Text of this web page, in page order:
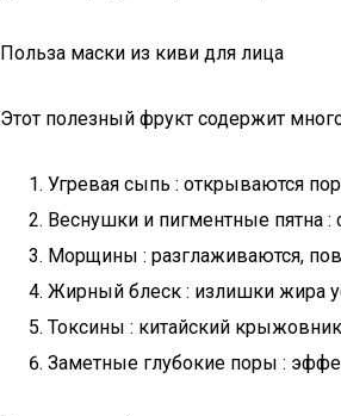
Польза маски из киви для лица
Этот полезный фрукт содержит
Угревая сыпь : открываются
Веснушки и пигментные пятна :
Морщины : разглаживаются,
Жирный блеск : излишки жира
Токсины : китайский
Заметные глубокие поры :